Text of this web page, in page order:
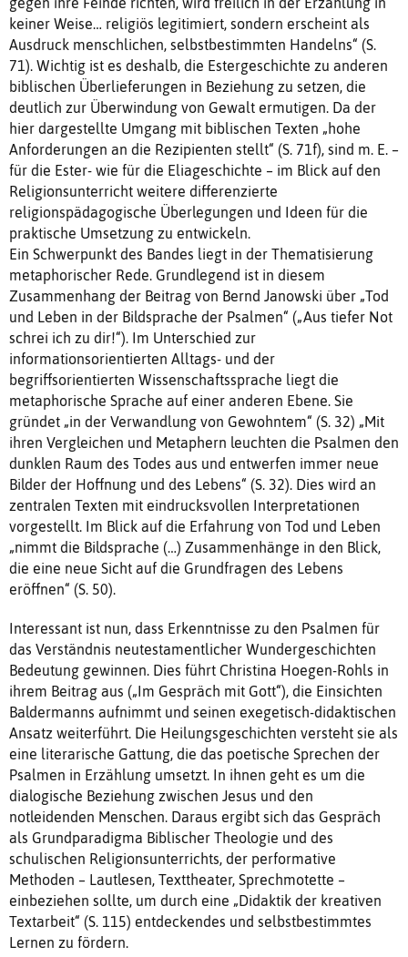
keiner Weise… religiös legitimiert, sondern erscheint als
Ausdruck menschlichen, selbstbestimmten Handelns“ (S.
71). Wichtig ist es deshalb, die Estergeschichte zu anderen
biblischen Überlieferungen in Beziehung zu setzen, die
deutlich zur Überwindung von Gewalt ermutigen. Da der
hier dargestellte Umgang mit biblischen Texten „hohe
Anforderungen an die Rezipienten stellt“ (S. 71f), sind m. E. –
für die Ester- wie für die Eliageschichte – im Blick auf den
Religionsunterricht weitere differenzierte
religionspädagogische Überlegungen und Ideen für die
praktische Umsetzung zu entwickeln.
Ein Schwerpunkt des Bandes liegt in der Thematisierung
metaphorischer Rede. Grundlegend ist in diesem
Zusammenhang der Beitrag von Bernd Janowski über „Tod
und Leben in der Bildsprache der Psalmen“ („Aus tiefer Not
schrei ich zu dir!“). Im Unterschied zur
informationsorientierten Alltags- und der
begriffsorientierten Wissenschaftssprache liegt die
metaphorische Sprache auf einer anderen Ebene. Sie
gründet „in der Verwandlung von Gewohntem“ (S. 32) „Mit
ihren Vergleichen und Metaphern leuchten die Psalmen den
dunklen Raum des Todes aus und entwerfen immer neue
Bilder der Hoffnung und des Lebens“ (S. 32). Dies wird an
zentralen Texten mit eindrucksvollen Interpretationen
vorgestellt. Im Blick auf die Erfahrung von Tod und Leben
„nimmt die Bildsprache (…) Zusammenhänge in den Blick,
die eine neue Sicht auf die Grundfragen des Lebens
eröffnen“ (S. 50).
Interessant ist nun, dass Erkenntnisse zu den Psalmen für
das Verständnis neutestamentlicher Wundergeschichten
Bedeutung gewinnen. Dies führt Christina Hoegen-Rohls in
ihrem Beitrag aus („Im Gespräch mit Gott“), die Einsichten
Baldermanns aufnimmt und seinen exegetisch-didaktischen
Ansatz weiterführt. Die Heilungsgeschichten versteht sie als
eine literarische Gattung, die das poetische Sprechen der
Psalmen in Erzählung umsetzt. In ihnen geht es um die
dialogische Beziehung zwischen Jesus und den
notleidenden Menschen. Daraus ergibt sich das Gespräch
als Grundparadigma Biblischer Theologie und des
schulischen Religionsunterrichts, der performative
Methoden – Lautlesen, Texttheater, Sprechmotette –
einbeziehen sollte, um durch eine „Didaktik der kreativen
Textarbeit“ (S. 115) entdeckendes und selbstbestimmtes
Lernen zu fördern.